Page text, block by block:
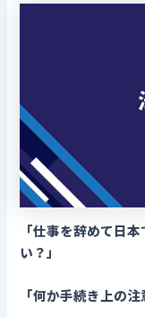
「仕事を辞めて日
い？」
「何か手続き上の注